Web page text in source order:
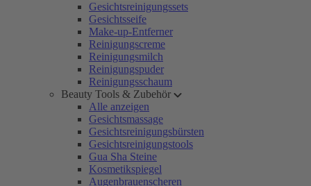
Gesichtsreinigungssets
Gesichtsseife
Make-up-Entferner
Reinigungscreme
Reinigungsmilch
Reinigungspuder
Reinigungsschaum
Beauty Tools & Zubehör
Alle anzeigen
Gesichtsmassage
Gesichtsreinigungsbürsten
Gesichtsreinigungstools
Gua Sha Steine
Kosmetikspiegel
Augenbrauenscheren